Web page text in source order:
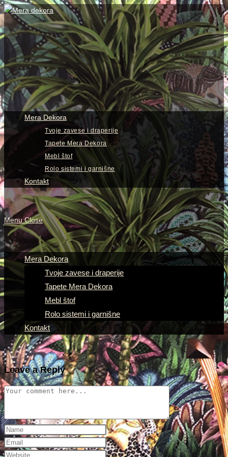
Skip
to
content
View
website
Menu
Mera Dekora
Tvoje zavese i draperije
Tapete Mera Dekora
Mebl štof
Rolo sistemi i garnišne
Kontakt
Menu Close
Mera Dekora
Tvoje zavese i draperije
Tapete Mera Dekora
Mebl štof
Rolo sistemi i garnišne
Kontakt
Leave a Reply
Comment
Enter
your
name
Enter
your
Enter